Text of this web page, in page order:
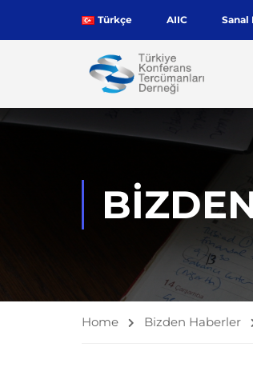
Türkçe AIIC Sanal
Home Bizden Haberler